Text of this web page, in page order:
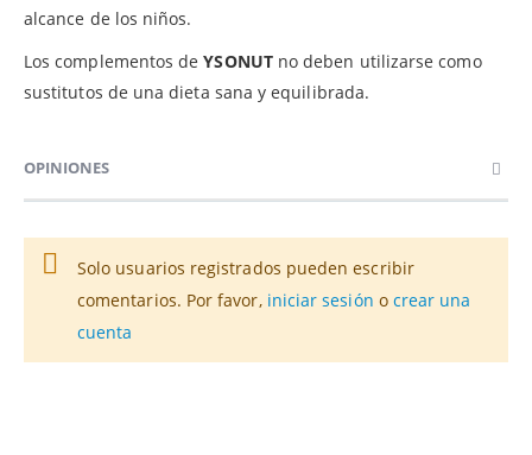
alcance de los niños.
Los complementos deYSONUTno deben utilizarse como
sustitutos de una dieta sana y equilibrada.
OPINIONES
Solo usuarios registrados pueden escribir
comentarios. Por favor, iniciar sesión o crear una
cuenta